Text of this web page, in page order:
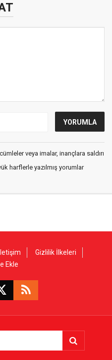
veya imalar, inançlara saldırı
harflerle yazılmış yorumlar
Gizlilik İlkeleri
Ekle